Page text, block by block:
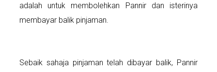
adalah untuk membolehkan Pannir dan isterinya
membayar balik pinjaman.
Sebaik sahaja pinjaman telah dibayar balik, Pannir